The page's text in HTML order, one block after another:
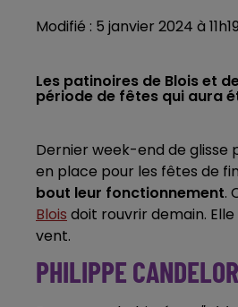
Modifié : 5 janvier 2024 à
Les patinoires de Blois et
période de fêtes qui aura
Dernier week-end de glisse
en place pour les fêtes de
bout leur fonctionnement.
Blois doit rouvrir demain.
vent.
PHILIPPE